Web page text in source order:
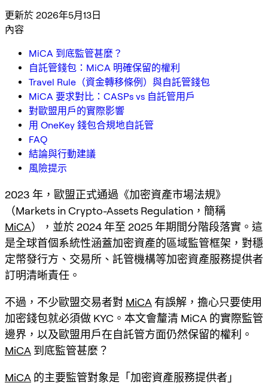
更新於 2026年5月13日
內容
MiCA 到底監管甚麼？
自託管錢包：MiCA 明確保留的權利
Travel Rule（資金轉移條例）與自託管錢包
MiCA 要求對比：CASPs vs 自託管用戶
對歐盟用戶的實際影響
用 OneKey 錢包合規地自託管
FAQ
結論與行動建議
風險提示
2023 年，歐盟正式通過《加密資產市場法規》
（Markets in Crypto-Assets Regulation，簡稱
MiCA），並於 2024 年至 2025 年期間分階段落實。這
是全球首個系統性涵蓋加密資產的區域監管框架，對穩
定幣發行方、交易所、託管機構等加密資產服務提供者
訂明清晰責任。
不過，不少歐盟交易者對 MiCA 有誤解，擔心只要使用
加密錢包就必須做 KYC。本文會釐清 MiCA 的實際監管
邊界，以及歐盟用戶在自託管方面仍然保留的權利。
MiCA 到底監管甚麼？
MiCA 的主要監管對象是「加密資產服務提供者」